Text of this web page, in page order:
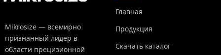
Mikrosize — всемирно
признанный лидер в
области прецизионной
Главная
Продукция
Скачать каталог